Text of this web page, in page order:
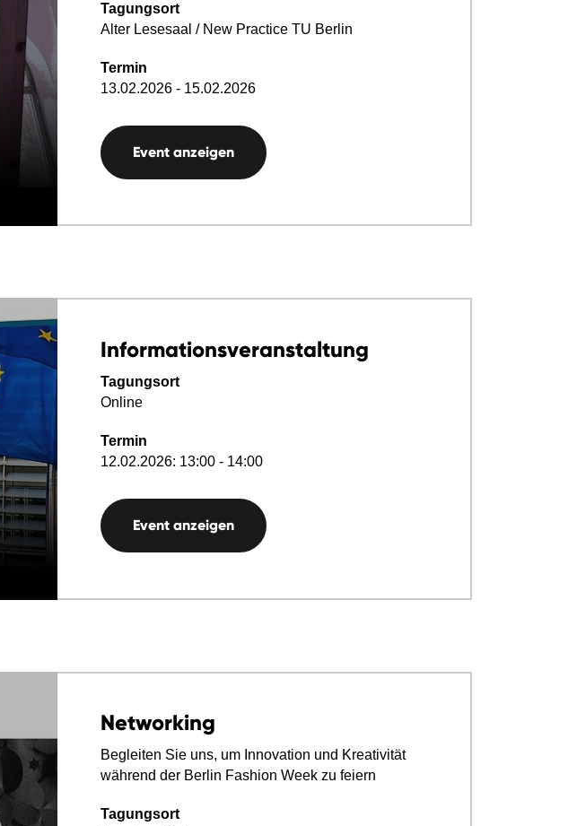
Tagungsort
Alter Lesesaal / New Practice TU Berlin
Termin
13.02.2026 - 15.02.2026
Event anzeigen
Informationsveranstaltung
Tagungsort
Online
Termin
12.02.2026: 13:00 - 14:00
Event anzeigen
Networking
Begleiten Sie uns, um Innovation und Kreativität
während der Berlin Fashion Week zu feiern
Tagungsort